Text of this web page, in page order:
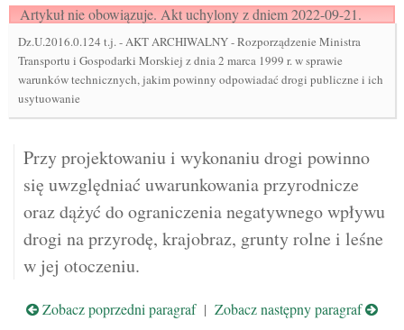
Artykuł nie obowiązuje. Akt uchylony z dniem 2022-09-21.
Dz.U.2016.0.124 t.j.-AKT ARCHIWALNY - Rozporządzenie Ministra
Transportu i Gospodarki Morskiej z dnia 2 marca 1999 r. w sprawie
warunków technicznych, jakim powinny odpowiadać drogi publiczne i ich
usytuowanie
Przy projektowaniu i wykonaniu drogi powinno
się uwzględniać uwarunkowania przyrodnicze
oraz dążyć do ograniczenia negatywnego wpływu
drogi na przyrodę, krajobraz, grunty rolne i leśne
w jej otoczeniu.
Zobacz poprzedni paragraf| Zobacz następny paragraf